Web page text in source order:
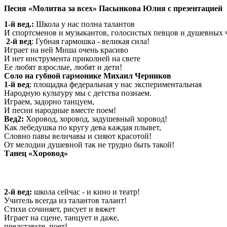
Песня «Молитва за всех» Пасынкова Юлия с презентацией
1-й вед.: Школа у нас полна талантов
И спортсменов и музыкантов, голосистых певцов и душевных
2-й вед: Губная гармошка - великая сила!
Играет на ней Миша очень красиво
И нет инструмента приколней на свете
Ее любят взрослые, любят и дети!
Соло на губной гармонике Михаил Черников
1-й вед: площадка федеральная у нас экспериментальная
Народную культуру мы с детства познаем.
Играем, задорно танцуем,
И песни народные вместе поем!
Вед2: Хоровод, хоровод, задушевный хоровод!
Как лебедушка по кругу дева каждая плывет,
Словно павы величавы и сияют красотой!
От мелодии душевной так не трудно быть такой!
Танец «Хоровод»
2-й вед: школа сейчас - и кино и театр!
Учитель всегда из талантов талант!
Стихи сочиняет, рисует и вяжет
Играет на сцене, танцует и даже,